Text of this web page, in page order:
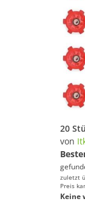
von
zuletzt
Preis
Keine